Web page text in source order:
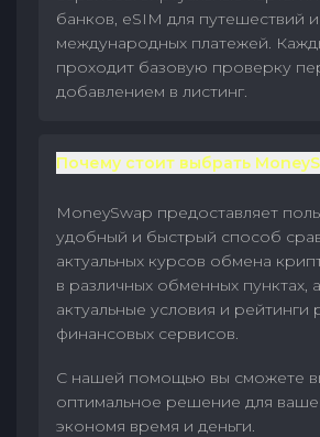
банков, eSIM для путешествий
международных платежей.
проходит базовую проверку
добавлением в листинг.
Почему стоит выбрать
MoneySwap предоставляет
удобный и быстрый способ
актуальных курсов обмена
в различных обменных пунктах,
актуальные условия и рейтинги
финансовых сервисов.
С нашей помощью вы сможете
оптимальное решение для
экономя время и деньги.